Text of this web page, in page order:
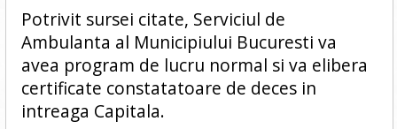
Potrivit sursei citate, Serviciul de
Ambulanta al Municipiului Bucuresti va
avea program de lucru normal si va elibera
certificate constatatoare de deces in
intreaga Capitala.